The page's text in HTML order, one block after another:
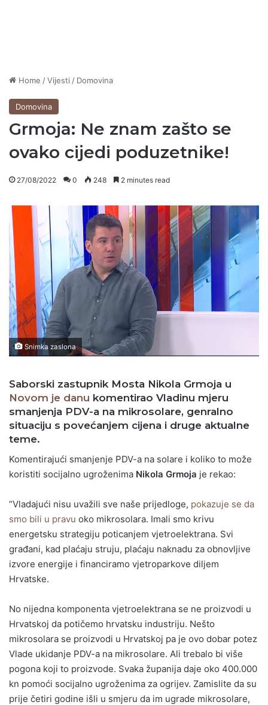
Home /Vijesti / Domovina
Domovina
Grmoja: Ne znam zašto se
ovako cijedi poduzetnike!
27/08/2022 0 248 2 minutes read
Snimka zaslona
Saborski zastupnik Mosta Nikola Grmoja u
Novom je danu komentirao Vladinu mjeru
smanjenja PDV-a na mikrosolare, genralno
situaciju s povećanjem cijena i druge aktualne
teme.
Komentirajući smanjenje PDV-a na solare i koliko to može
koristiti socijalno ugroženima Nikola Grmoja je rekao:
“Vladajući nisu uvažili sve naše prijedloge, pokazuje se da
smo bili u pravu oko mikrosolara. Imali smo krivu
energetsku strategiju poticanjem vjetroelektrana. Svi
građani, kad plaćaju struju, plaćaju naknadu za obnovljive
izvore energije i financiramo vjetroparkove diljem
Hrvatske.
No nijedna komponenta vjetroelektrana se ne proizvodi u
Hrvatskoj da potičemo hrvatsku industriju. Nešto
mikrosolara se proizvodi u Hrvatskoj pa je ovo dobar potez
Vlade ukidanje PDV-a na mikrosolare. Ali trebalo bi više
pogona koji to proizvode. Svaka županija daje oko 400.000
kn pomoći socijalno ugroženima za ogrijev. Zamislite da su
prije četiri godine išli u smjeru da im ugrade mikrosolare,